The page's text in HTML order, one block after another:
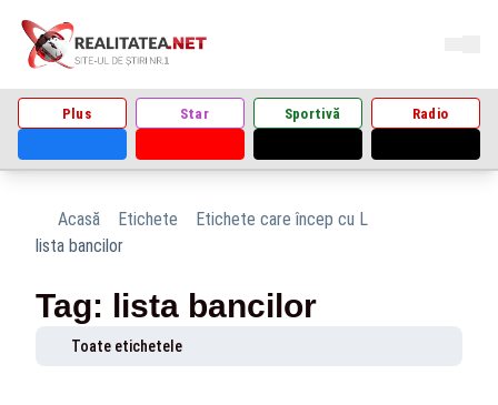
Plus Star Sportivă Radio
Acasă Etichete
Etichete care încep cu L
lista bancilor
Tag: lista bancilor
Toate etichetele